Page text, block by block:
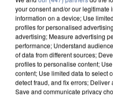
your consent and/or our legitimate
information on a device; Use
profiles for personalised
advertising; Measure advertising
performance; Understand
of data from different sources;
profiles to personalise content;
content; Use limited data to select
detect fraud, and fix errors;
Save and communicate privacy